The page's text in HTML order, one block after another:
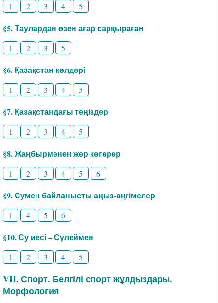
1 2 3 4 5
§5. Таулардан өзен ағар сарқыраған
1 2 3 5
§6. Қазақстан көлдері
1 2 3 4 5
§7. Қазақстандағы теңіздер
1 2 3 4 5
§8. Жаңбырменен жер көгерер
1 2 3 4 5 6
§9. Сумен байланысты аңыз-әңгімелер
1 4 5 6
§10. Су иесі – Сүлеймен
1 2 3 4 5
VII. Спорт. Белгілі спорт жұлдыздары.
Морфология